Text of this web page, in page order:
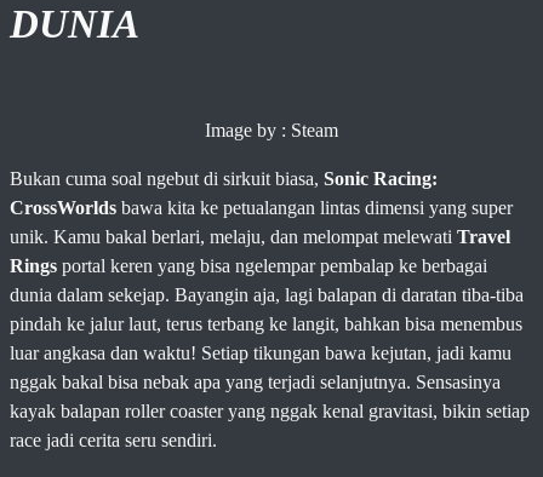
DUNIA
Image by : Steam
Bukan cuma soal ngebut di sirkuit biasa, Sonic Racing:
CrossWorlds bawa kita ke petualangan lintas dimensi yang super
unik. Kamu bakal berlari, melaju, dan melompat melewati Travel
Rings portal keren yang bisa ngelempar pembalap ke berbagai
dunia dalam sekejap. Bayangin aja, lagi balapan di daratan tiba-tiba
pindah ke jalur laut, terus terbang ke langit, bahkan bisa menembus
luar angkasa dan waktu! Setiap tikungan bawa kejutan, jadi kamu
nggak bakal bisa nebak apa yang terjadi selanjutnya. Sensasinya
kayak balapan roller coaster yang nggak kenal gravitasi, bikin setiap
race jadi cerita seru sendiri.